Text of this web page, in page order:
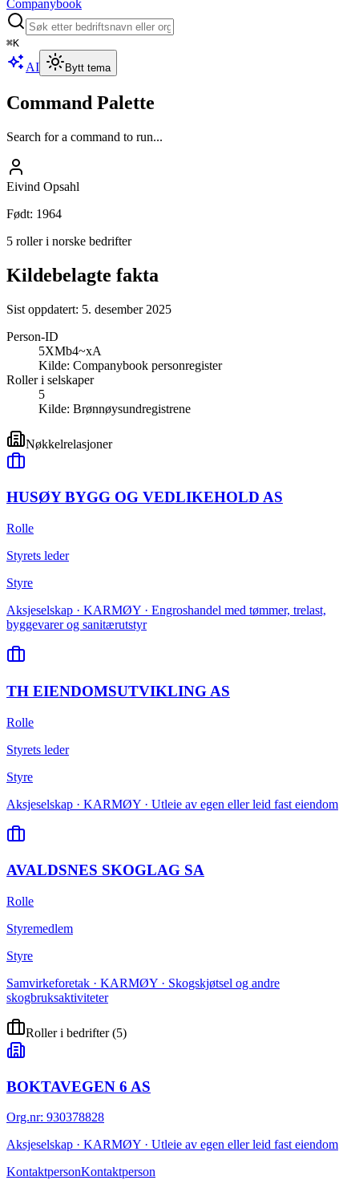
Companybook
⌘K
AI Bytt tema
Command Palette
Search for a command to run...
Eivind Opsahl
Født: 1964
5 roller i norske bedrifter
Kildebelagte fakta
Sist oppdatert: 5. desember 2025
Person-ID
5XMb4~xA
Kilde: Companybook personregister
Roller i selskaper
5
Kilde: Brønnøysundregistrene
Nøkkelrelasjoner
HUSØY BYGG OG VEDLIKEHOLD AS
Rolle
Styrets leder
Styre
Aksjeselskap · KARMØY · Engroshandel med tømmer, trelast,
byggevarer og sanitærutstyr
TH EIENDOMSUTVIKLING AS
Rolle
Styrets leder
Styre
Aksjeselskap · KARMØY · Utleie av egen eller leid fast eiendom
AVALDSNES SKOGLAG SA
Rolle
Styremedlem
Styre
Samvirkeforetak · KARMØY · Skogskjøtsel og andre
skogbruksaktiviteter
Roller i bedrifter(5)
BOKTAVEGEN 6 AS
Org.nr: 930378828
Aksjeselskap · KARMØY · Utleie av egen eller leid fast eiendom
KontaktpersonKontaktperson